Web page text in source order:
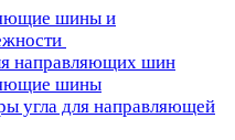
шины и
направляющих шин
шины
угла для направляющей